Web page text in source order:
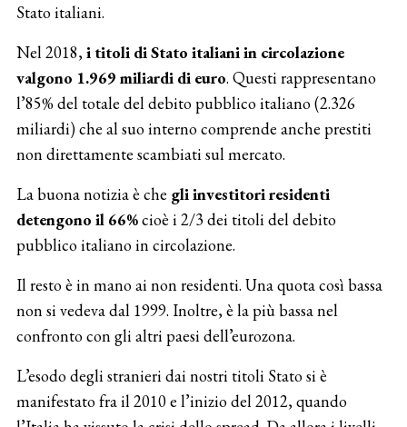
Stato italiani.
Nel 2018,i titoli di Stato italiani in circolazione
valgono 1.969 miliardi di euro. Questi rappresentano
l’85% del totale del debito pubblico italiano (2.326
miliardi) che al suo interno comprende anche prestiti
non direttamente scambiati sul mercato.
La buona notizia è che gli investitori residenti
detengono il 66%cioè i 2/3 dei titoli del debito
pubblico italiano in circolazione.
Il resto è in mano ai non residenti. Una quota così bassa
non si vedeva dal 1999. Inoltre, è la più bassa nel
confronto con gli altri paesi dell’eurozona.
L’esodo degli stranieri dai nostri titoli Stato si è
manifestato fra il 2010 e l’inizio del 2012, quando